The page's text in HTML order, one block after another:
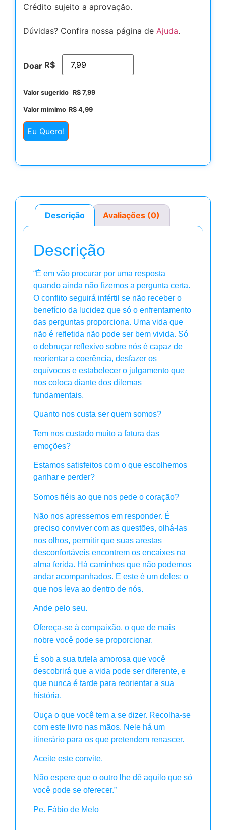
Crédito sujeito a aprovação.
Dúvidas? Confira nossa página de Ajuda.
Doar R$
Valor sugerido R$ 7,99
Valor mímimo R$ 4,99
Eu Quero!
Descrição Avaliações (0)
Descrição
“É em vão procurar por uma resposta
quando ainda não fizemos a pergunta certa.
O conflito seguirá infértil se não receber o
benefício da lucidez que só o enfrentamento
das perguntas proporciona. Uma vida que
não é refletida não pode ser bem vivida. Só
o debruçar reflexivo sobre nós é capaz de
reorientar a coerência, desfazer os
equívocos e estabelecer o julgamento que
nos coloca diante dos dilemas
fundamentais.
Quanto nos custa ser quem somos?
Tem nos custado muito a fatura das
emoções?
Estamos satisfeitos com o que escolhemos
ganhar e perder?
Somos fiéis ao que nos pede o coração?
Não nos apressemos em responder. É
preciso conviver com as questões, olhá-las
nos olhos, permitir que suas arestas
desconfortáveis encontrem os encaixes na
alma ferida. Há caminhos que não podemos
andar acompanhados. E este é um deles: o
que nos leva ao dentro de nós.
Ande pelo seu.
Ofereça-se à compaixão, o que de mais
nobre você pode se proporcionar.
É sob a sua tutela amorosa que você
descobrirá que a vida pode ser diferente, e
que nunca é tarde para reorientar a sua
história.
Ouça o que você tem a se dizer. Recolha-se
com este livro nas mãos. Nele há um
itinerário para os que pretendem renascer.
Aceite este convite.
Não espere que o outro lhe dê aquilo que só
você pode se oferecer.”
Pe. Fábio de Melo